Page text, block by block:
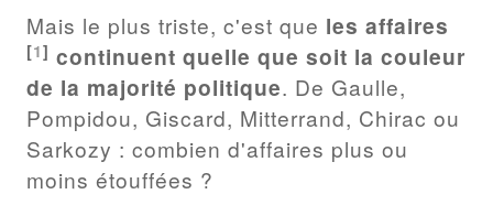
Mais le plus triste, c'est que les affaires
[1] continuent quelle que soit la couleur
de la majorité politique. De Gaulle,
Pompidou, Giscard, Mitterrand, Chirac ou
Sarkozy : combien d'affaires plus ou
moins étouffées ?